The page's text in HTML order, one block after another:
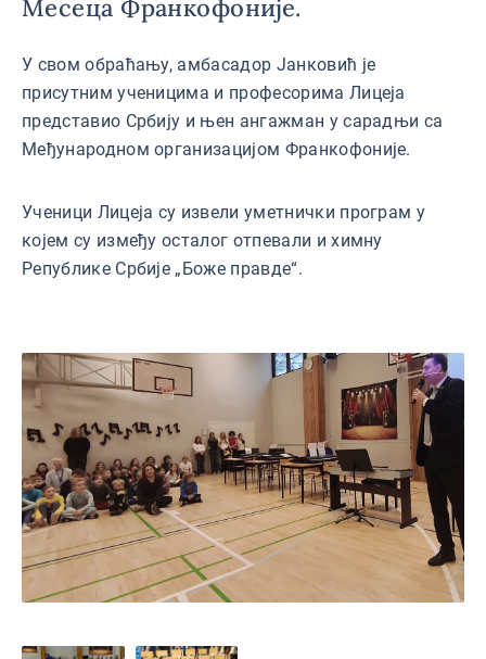
Месеца Франкофоније.
У свом обраћању, амбасадор Јанковић је
присутним ученицима и професорима Лицеја
представио Србију и њен ангажман у сарадњи са
Међународном организацијом Франкофоније.
Ученици Лицеја су извели уметнички програм у
којем су између осталог отпевали и химну
Републике Србије „Боже правде“.